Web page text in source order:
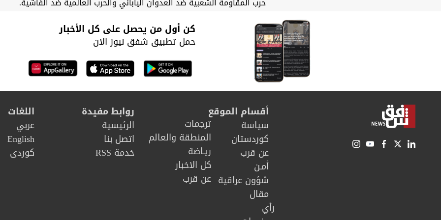
كن أول من يحصل على كل الأخبار
حمل تطبيق شفق نيوز الان
أقسام الموقع
سیاسة
كوردستان
عن قرب
أمـن
شؤون عراقية
مقال
رأي
ترجمات
المنطقة والعالم
ريـاضة
كل الاخبار
عن قرب
روابط مفيدة
الرئيسية
اتصل بنا
خدمة RSS
اللغات
عربي
English
كوردى